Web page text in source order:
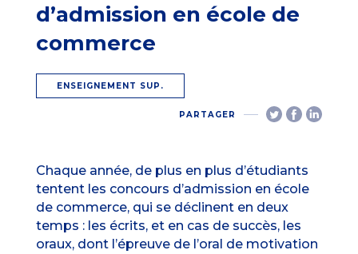
d’admission en école de
commerce
ENSEIGNEMENT SUP.
PARTAGER
Chaque année, de plus en plus d’étudiants
tentent les concours d’admission en école
de commerce, qui se déclinent en deux
temps : les écrits, et en cas de succès, les
oraux, dont l’épreuve de l’oral de motivation